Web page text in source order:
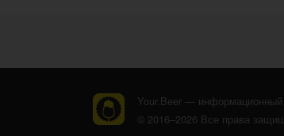
Your.Beer — информационный
© 2016–2026 Все права